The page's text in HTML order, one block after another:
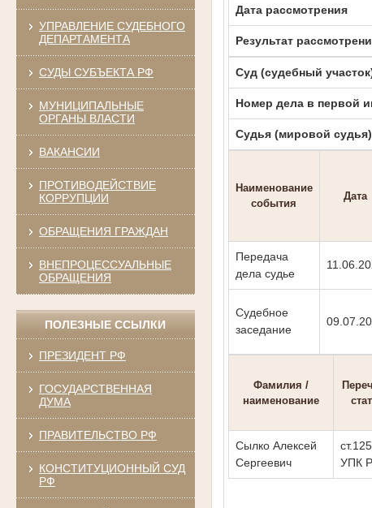
УПРАВЛЕНИЕ СУДЕБНОГО
ДЕПАРТАМЕНТА
СУДЫ СУБЪЕКТА РФ
МУНИЦИПАЛЬНЫЕ
ОРГАНЫ ВЛАСТИ
ВАКАНСИИ
ПРОТИВОДЕЙСТВИЕ
КОРРУПЦИИ
ОБРАЩЕНИЯ ГРАЖДАН
ВНЕПРОЦЕССУАЛЬНЫЕ
ОБРАЩЕНИЯ
ПОЛЕЗНЫЕ ССЫЛКИ
ПРЕЗИДЕНТ РФ
ГОСУДАРСТВЕННАЯ
ДУМА
ПРАВИТЕЛЬСТВО РФ
КОНСТИТУЦИОННЫЙ СУД
РФ
Дата рассмотрения
Результат
Суд (судебный
Номер дела в первой
Судья (мировой
Наименование
события
Дата
Передача
дела судье
Судебное
заседание
Фамилия /
наименование
Сылко Алексей
Сергеевич
ст.125
УПК